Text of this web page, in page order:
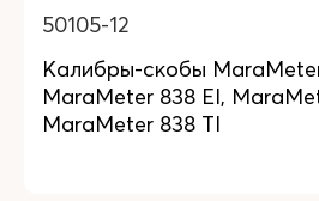
50105-12
Калибры-скобы
MaraMeter 838 EI,
MaraMeter 838 TI